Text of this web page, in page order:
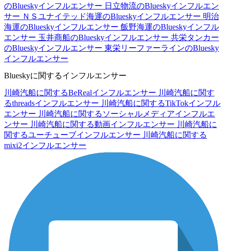
のBlueskyインフルエンサー 日立物流のBlueskyインフルエン
サー ＮＳユナイテッド海運のBlueskyインフルエンサー 明治
海運のBlueskyインフルエンサー 飯野海運のBlueskyインフル
エンサー 玉井商船のBlueskyインフルエンサー 共栄タンカー
のBlueskyインフルエンサー 東栄リーファーラインのBluesky
インフルエンサー
Blueskyに関するインフルエンサー
川崎汽船に関するBeRealインフルエンサー 川崎汽船に関す
るthreadsインフルエンサー 川崎汽船に関するTikTokインフル
エンサー 川崎汽船に関するソーシャルメディアインフルエ
ンサー 川崎汽船に関する動画インフルエンサー 川崎汽船に
関するユーチューブインフルエンサー 川崎汽船に関する
mixi2インフルエンサー